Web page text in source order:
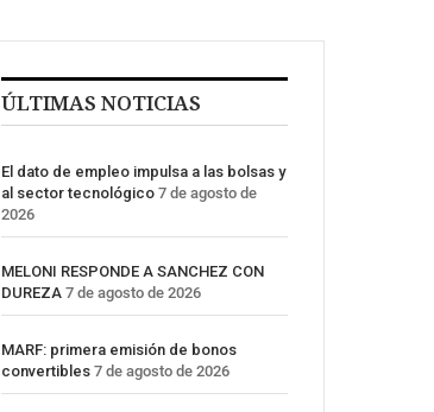
ÚLTIMAS NOTICIAS
El dato de empleo impulsa a las bolsas y
al sector tecnológico 7 de agosto de
2026
MELONI RESPONDE A SANCHEZ CON
DUREZA 7 de agosto de 2026
MARF: primera emisión de bonos
convertibles 7 de agosto de 2026